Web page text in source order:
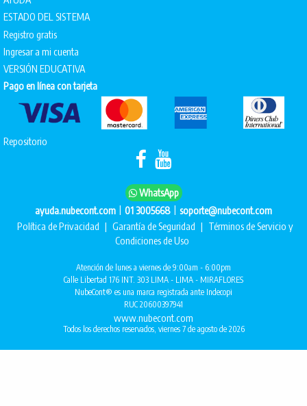
ESTADO DEL SISTEMA
Registro gratis
Ingresar a mi cuenta
VERSIÓN EDUCATIVA
Pago en línea con tarjeta
Repositorio
WhatsApp
ayuda.nubecont.com | 01 3005668 | soporte@nubecont.com
Política de Privacidad | Garantía de Seguridad | Términos de Servicio y
Condiciones de Uso
Atención de lunes a viernes de 9:00am - 6:00pm
Calle Libertad 176 INT. 303 LIMA - LIMA - MIRAFLORES
NubeCont® es una marca registrada ante Indecopi
RUC 20600397941
www.nubecont.com
Todos los derechos reservados, viernes 7 de agosto de 2026